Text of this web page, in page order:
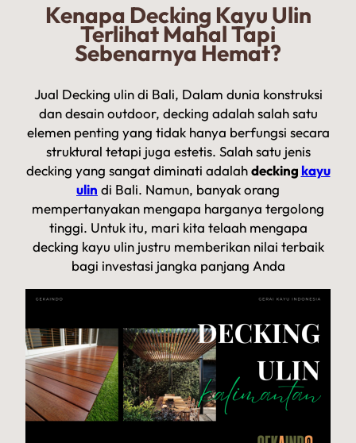
Kenapa Decking Kayu Ulin
Terlihat Mahal Tapi
Sebenarnya Hemat?
Jual Decking ulin di Bali, Dalam dunia konstruksi
dan desain outdoor, decking adalah salah satu
elemen penting yang tidak hanya berfungsi secara
struktural tetapi juga estetis. Salah satu jenis
decking yang sangat diminati adalahdecking kayu
ulin di Bali. Namun, banyak orang
mempertanyakan mengapa harganya tergolong
tinggi. Untuk itu, mari kita telaah mengapa
decking kayu ulin justru memberikan nilai terbaik
bagi investasi jangka panjang Anda